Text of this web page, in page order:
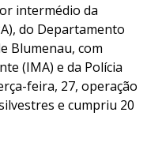
intermédio da
do Departamento
Blumenau, com
(IMA) e da Polícia
feira, 27, operação
e cumpriu 20